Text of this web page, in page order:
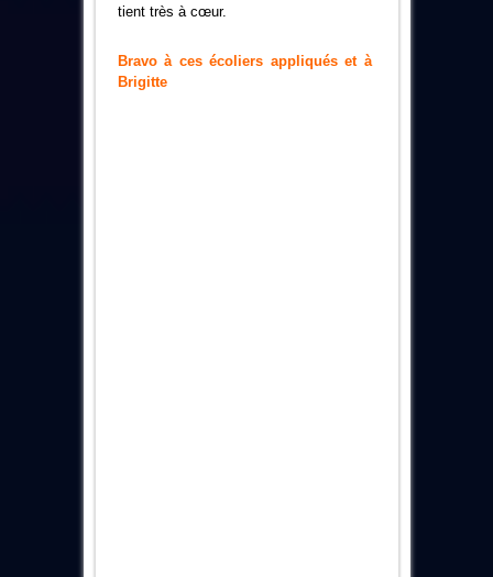
tient très à cœur.
Bravo à ces écoliers appliqués et à
Brigitte